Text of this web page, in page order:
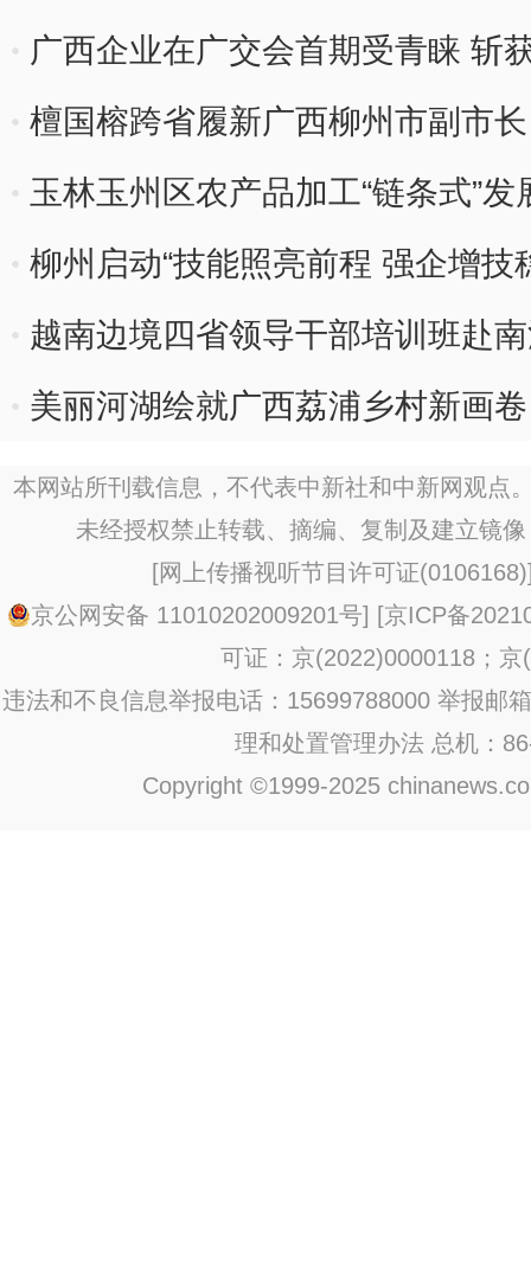
广西企业在广交会首期受青睐 斩
檀国榕跨省履新广西柳州市副市长
玉林玉州区农产品加工“链条式”
柳州启动“技能照亮前程 强企增技
越南边境四省领导干部培训班赴
美丽河湖绘就广西荔浦乡村新画卷
本网站所刊载信息，不代表中新社和中新网观点
未经授权禁止转载、摘编、复制及建立镜
[网上传播视听节目许可证(0106168)
京公网安备 11010202009201号] [京ICP备
可证：京(2022)0000118；京
违法和不良信息举报电话：15699788000 举报邮
理和处置管理办法 总机：
Copyright ©1999-2025